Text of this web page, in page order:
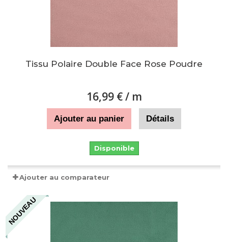
Tissu Polaire Double Face Rose Poudre
16,99 €/ m
Ajouter au panier Détails
Disponible
Ajouter au comparateur
NOUVEAU